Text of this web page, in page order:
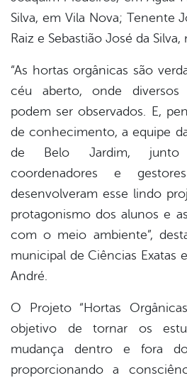
Silva, em Vila Nova; Tenente
Raiz e Sebastião José da
“As hortas orgânicas são
céu aberto, onde diversos
podem ser observados. E,
de conhecimento, a equipe
de Belo Jardim, junto
coordenadores e
desenvolveram esse lindo
protagonismo dos alunos e
com o meio ambiente”,
municipal de Ciências Exatas
André.
O Projeto “Hortas
objetivo de tornar os
mudança dentro e fora
proporcionando a